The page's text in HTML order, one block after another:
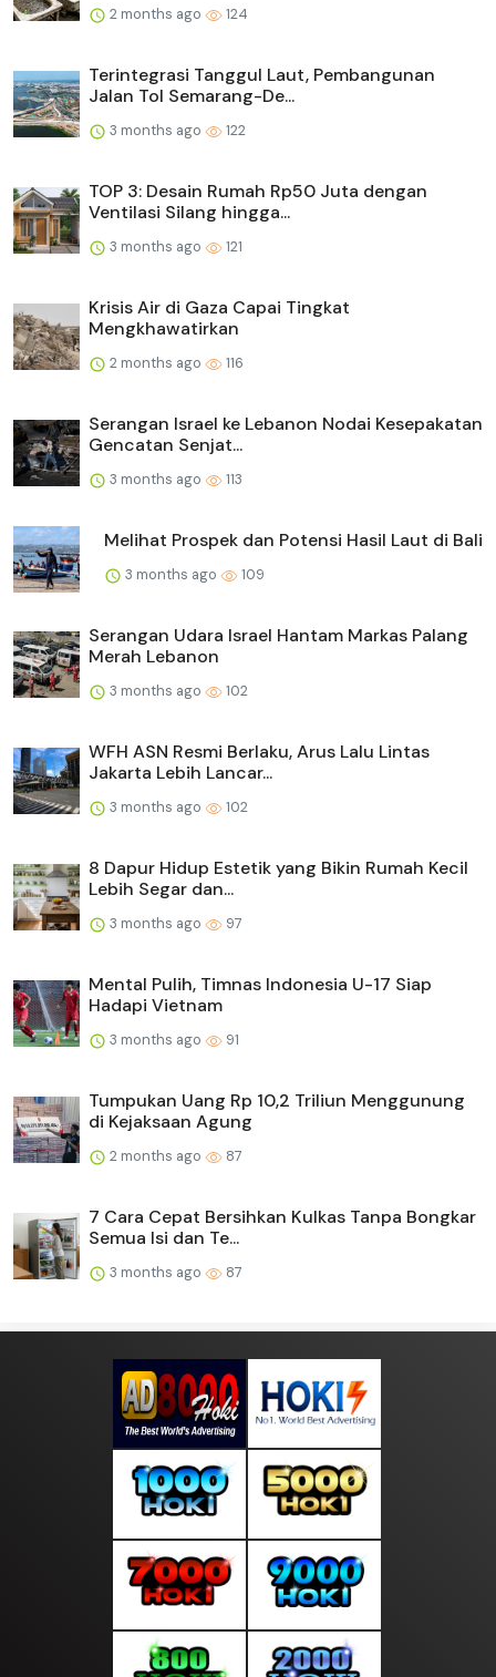
2 months ago 124
Terintegrasi Tanggul Laut, Pembangunan
Jalan Tol Semarang-De...
3 months ago 122
TOP 3: Desain Rumah Rp50 Juta dengan
Ventilasi Silang hingga...
3 months ago 121
Krisis Air di Gaza Capai Tingkat
Mengkhawatirkan
2 months ago 116
Serangan Israel ke Lebanon Nodai Kesepakatan
Gencatan Senjat...
3 months ago 113
Melihat Prospek dan Potensi Hasil Laut di Bali
3 months ago 109
Serangan Udara Israel Hantam Markas Palang
Merah Lebanon
3 months ago 102
WFH ASN Resmi Berlaku, Arus Lalu Lintas
Jakarta Lebih Lancar...
3 months ago 102
8 Dapur Hidup Estetik yang Bikin Rumah Kecil
Lebih Segar dan...
3 months ago 97
Mental Pulih, Timnas Indonesia U-17 Siap
Hadapi Vietnam
3 months ago 91
Tumpukan Uang Rp 10,2 Triliun Menggunung
di Kejaksaan Agung
2 months ago 87
7 Cara Cepat Bersihkan Kulkas Tanpa Bongkar
Semua Isi dan Te...
3 months ago 87